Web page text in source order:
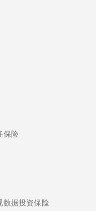
保险
据投资保险